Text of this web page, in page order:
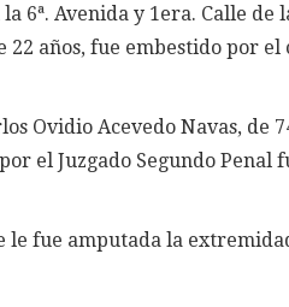
6ª. Avenida y 1era. Calle de
años, fue embestido por el
Ovidio Acevedo Navas, de
el Juzgado Segundo Penal
le fue amputada la